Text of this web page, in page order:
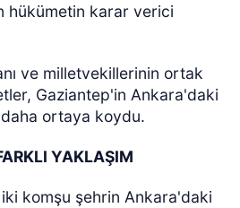
hükümetin karar verici
ve milletvekillerinin ortak
Gaziantep'in Ankara'daki
ortaya koydu.
YAKLAŞIM
komşu şehrin Ankara'daki